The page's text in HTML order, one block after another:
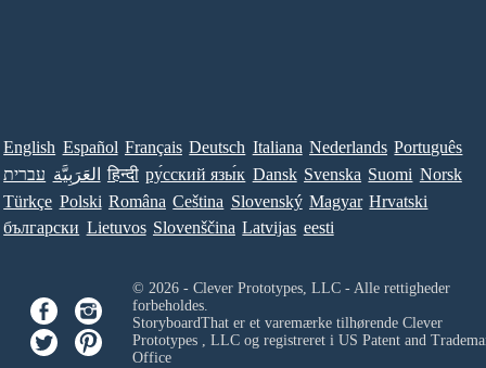
English Español Français Deutsch Italiana Nederlands Português
עברית العَرَبِيَّة हिन्दी ру́сский язы́к Dansk Svenska Suomi Norsk
Türkçe Polski Româna Ceština Slovenský Magyar Hrvatski
български Lietuvos Slovenščina Latvijas eesti
© 2026 - Clever Prototypes, LLC - Alle rettigheder
forbeholdes.
StoryboardThat er et varemærke tilhørende Clever
Prototypes , LLCog registreret i US Patent and
Office